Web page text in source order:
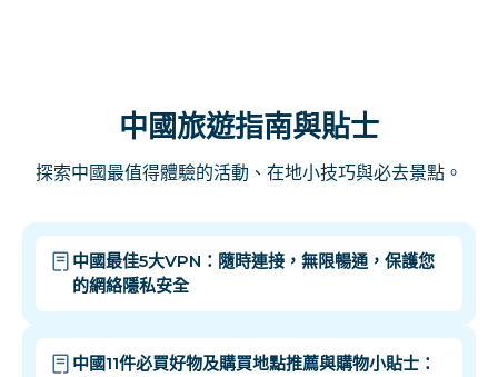
中國旅遊指南與貼士
探索中國最值得體驗的活動、在地小技巧與必去景點。
中國最佳5大VPN：隨時連接，無限暢通，保護您
的網絡隱私安全
中國11件必買好物及購買地點推薦與購物小貼士：